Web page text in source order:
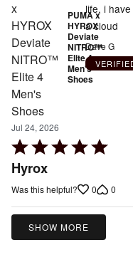
PUMA x
HYROX
Deviate
NITRO™
Elite 4
Men's
Shoes
Jul 24, 2026
Rated
5
out
of
5
Hyrox
life, i
a cloud
Dave G
Was this helpful? 0 0
SHOW MORE